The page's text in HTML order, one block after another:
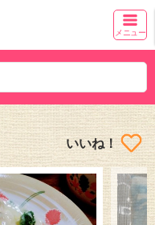
メニュー
いいね！